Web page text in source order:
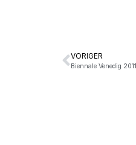
VORIGER
Biennale Venedig 2011